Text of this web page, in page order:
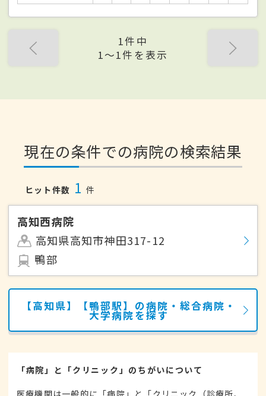
1件中
1〜1件を表示
現在の条件での病院の検索結果
ヒット件数 1 件
高知西病院
高知県高知市神田317-12
鴨部
【高知県】【鴨部駅】の病院・総合病院・
大学病院を探す
「病院」と「クリニック」のちがいについて